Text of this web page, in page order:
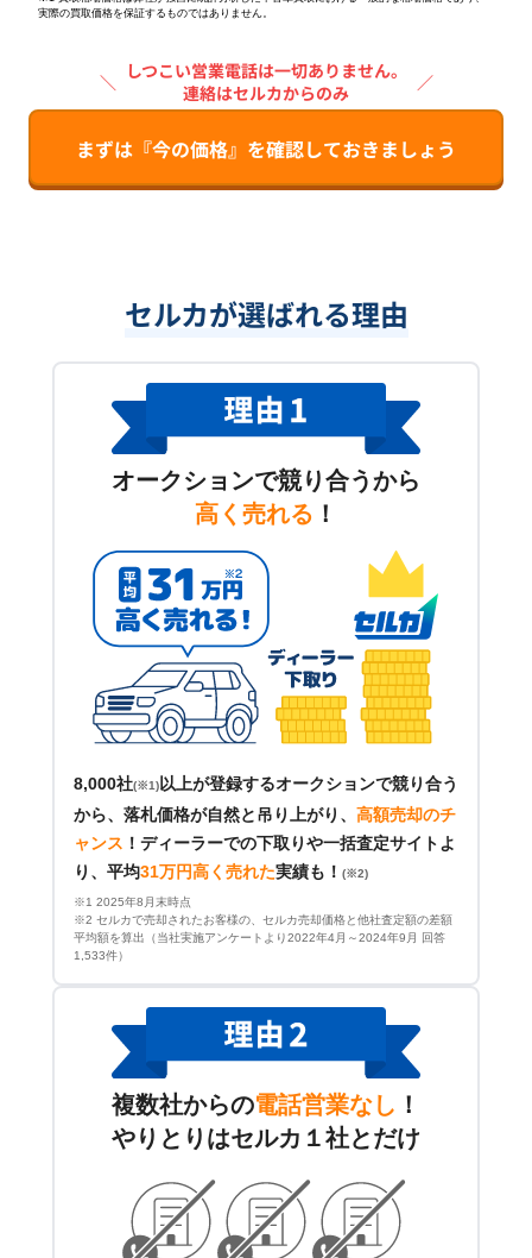
実際の買取価格を保証するものではありません。
＼ しつこい営業電話は一切ありません。
連絡はセルカからのみ
／
まずは『今の価格』を確認しておきましょう
セルカが選ばれる理由
オークションで競り合うから
高く売れる ！
8,000社(※1) 以上が登録するオークションで競り合う
から、落札価格が自然と吊り上がり、 高額売却のチ
ャンス ！ ディーラーでの下取りや一括査定サイトよ
り、平均31万円高く売れた実績も！ (※2)
※1 2025年8月末時点
※2 セルカで売却されたお客様の、セルカ売却価格と他社査定額の差額
平均額を算出（当社実施アンケートより2022年4月～2024年9月 回答
1,533件）
複数社からの電話営業なし ！
やりとりはセルカ１社とだけ